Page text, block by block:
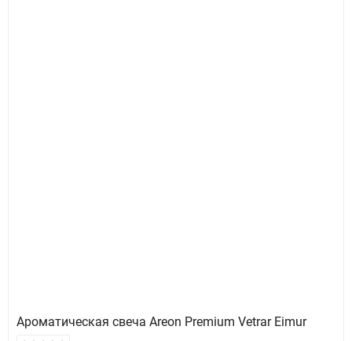
Ароматическая свеча Areon Premium Vetrar Eimur